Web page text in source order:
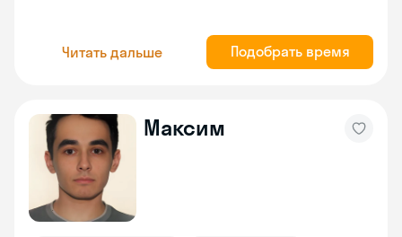
Читать дальше Подобрать время
Максим